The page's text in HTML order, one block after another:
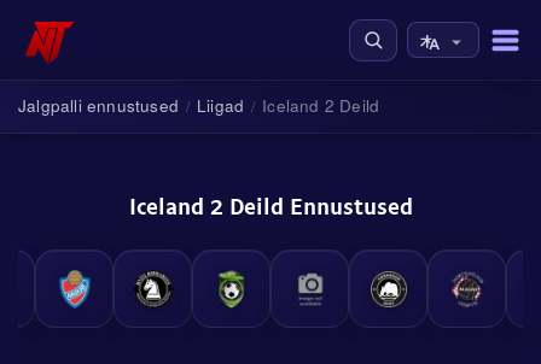
Jalgpalli ennustused / Liigad / Iceland 2 Deild
Iceland 2 Deild Ennustused